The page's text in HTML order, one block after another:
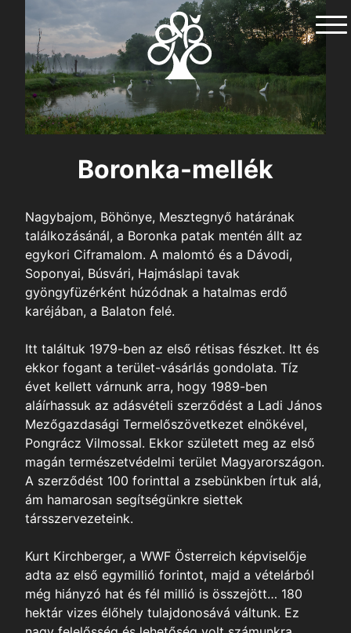
content
Boronka-mellék
Nagybajom, Böhönye, Mesztegnyő határának
találkozásánál, a Boronka patak mentén állt az
egykori Ciframalom. A malomtó és a Dávodi,
Soponyai, Búsvári, Hajmáslapi tavak
gyöngyfüzérként húzódnak a hatalmas erdő
karéjában, a Balaton felé.
Itt találtuk 1979-ben az első rétisas fészket. Itt és
ekkor fogant a terület-vásárlás gondolata. Tíz
évet kellett várnunk arra, hogy 1989-ben
aláírhassuk az adásvételi szerződést a Ladi János
Mezőgazdasági Termelőszövetkezet elnökével,
Pongrácz Vilmossal. Ekkor született meg az első
magán természetvédelmi terület Magyarországon.
A szerződést 100 forinttal a zsebünkben írtuk alá,
ám hamarosan segítségünkre siettek
társszervezeteink.
Kurt Kirchberger, a WWF Österreich képviselője
adta az első egymillió forintot, majd a vételárból
még hiányzó hat és fél millió is összejött… 180
hektár vizes élőhely tulajdonosává váltunk. Ez